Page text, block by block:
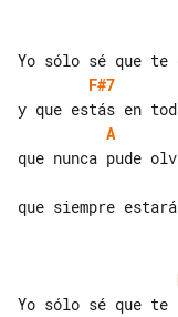
F#7
A
que siempre